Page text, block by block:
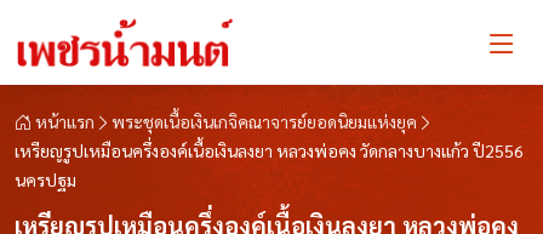
หน้าแรก
พระชุดเนื้อเงินเกจิคณาจารย์ยอดนิยมแห่งยุค
เหรียญรูปเหมือนครึ่งองค์เนื้อเงินลงยา หลวงพ่อคง วัดกลางบางแก้ว ปี2556
นครปฐม
เหรียญรูปเหมือนครึ่งองค์เนื้อเงินลงยา หลวงพ่อคง